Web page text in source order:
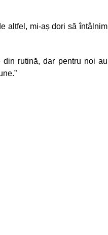
altfel, mi-aș dori să întâlnim
rutină, dar pentru noi au